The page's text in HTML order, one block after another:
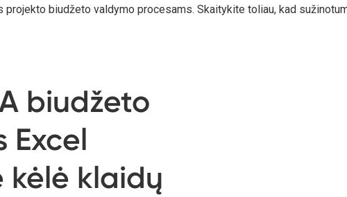
biudžeto valdymo procesams. Skaitykite toliau, kad
biudžeto
Excel
kėlė klaidų